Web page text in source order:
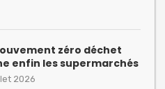
zéro déchet
enfin les supermarchés
2026